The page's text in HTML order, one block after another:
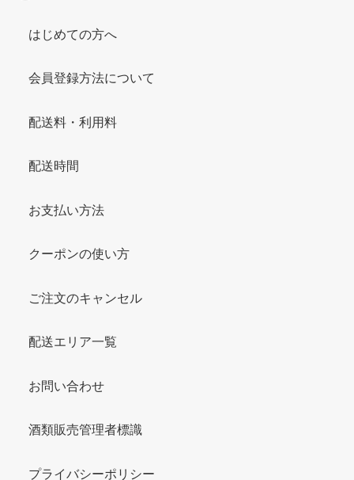
はじめての方へ
会員登録方法について
配送料・利用料
配送時間
お支払い方法
クーポンの使い方
ご注文のキャンセル
配送エリア一覧
お問い合わせ
酒類販売管理者標識
プライバシーポリシー